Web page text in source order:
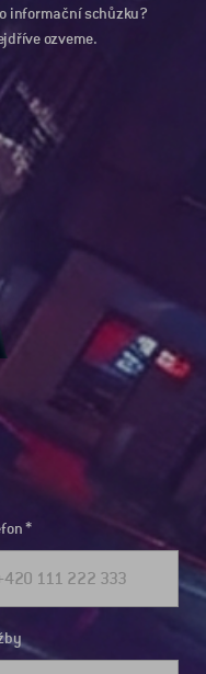
informační schůzku?
ozveme.